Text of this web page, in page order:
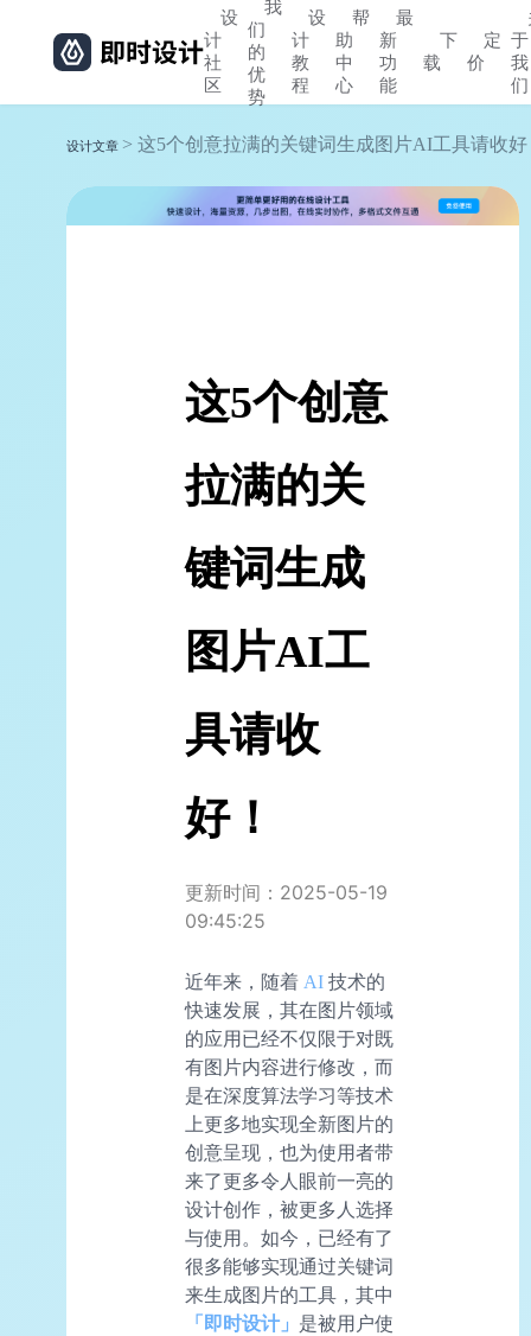
设
计
社
区
我
们
的
优
势
设
计
教
程
帮
助
中
心
最
新
功
能
下
载
定
价
于
我
们
设计文章 > 这5个创意拉满的关键词生成图片AI工具请收好
这5个创意
拉满的关
键词生成
图片AI工
具请收
好！
更新时间：2025-05-19
09:45:25
近年来，随着 AI 技术的
快速发展，其在图片领域
的应用已经不仅限于对既
有图片内容进行修改，而
是在深度算法学习等技术
上更多地实现全新图片的
创意呈现，也为使用者带
来了更多令人眼前一亮的
设计创作，被更多人选择
与使用。如今，已经有了
很多能够实现通过关键词
来生成图片的工具，其中
「即时设计」 是被用户使